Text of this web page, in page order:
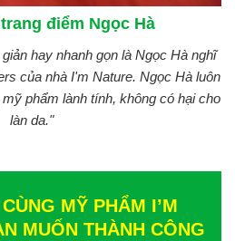
điểm Ngọc Hà
hay nhanh gọn là Ngọc Hà nghĩ
của nhà I'm Nature. Ngọc Hà luôn
phẩm lành tính, không có hại cho
làn da."
MỸ PHẨM I’M
MUỐN THÀNH CÔNG